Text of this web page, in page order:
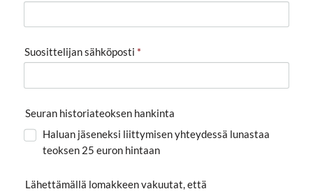
Suosittelijan sähköposti *
Seuran historiateoksen hankinta
Haluan jäseneksi liittymisen yhteydessä lunastaa
teoksen 25 euron hintaan
Lähettämällä lomakkeen vakuutat, että